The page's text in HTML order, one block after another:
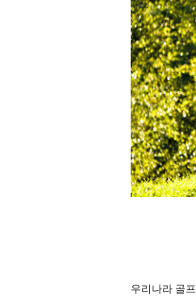
우리나라 골